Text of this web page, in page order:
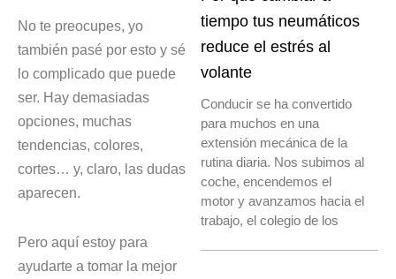
No te preocupes, yo
también pasé por esto y sé
lo complicado que puede
ser. Hay demasiadas
opciones, muchas
tendencias, colores,
cortes… y, claro, las dudas
aparecen.
Pero aquí estoy para
ayudarte a tomar la mejor
tiempo tus neumáticos
reduce el estrés al
volante
Conducir se ha convertido
para muchos en una
extensión mecánica de la
rutina diaria. Nos subimos al
coche, encendemos el
motor y avanzamos hacia el
trabajo, el colegio de los